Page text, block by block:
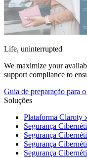
Life, uninterrupted
We maximize your
support compliance to
Guia de preparação para
Soluções
Plataforma Claroty
Segurança
Segurança
Segurança
Segurança